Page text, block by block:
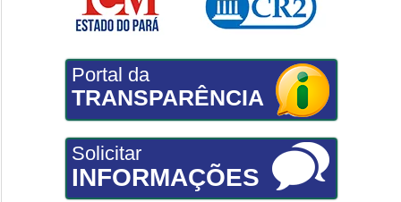
Portal da
TRANSPARÊNCIA
Solicitar
INFORMAÇÕES